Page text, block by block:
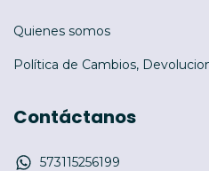
Quienes somos
Política de Cambios,
Contáctanos
573115256199